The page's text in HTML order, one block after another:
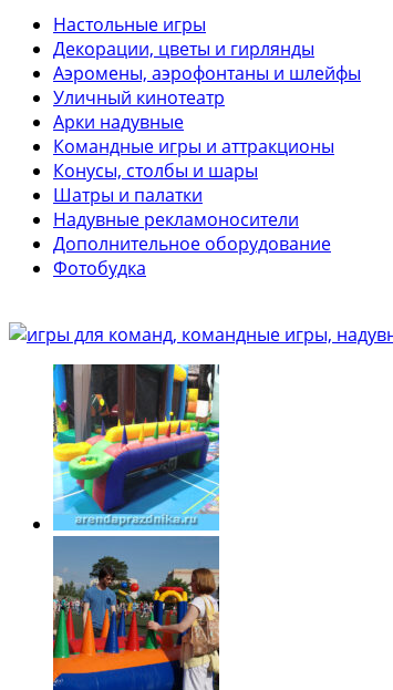
Настольные игры
Декорации, цветы и гирлянды
Аэромены, аэрофонтаны и шлейфы
Уличный кинотеатр
Арки надувные
Командные игры и аттракционы
Конусы, столбы и шары
Шатры и палатки
Надувные рекламоносители
Дополнительное оборудование
Фотобудка